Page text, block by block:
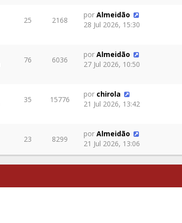
25 2168
por Almeidão
28 Jul 2026, 15:30
76 6036
por Almeidão
27 Jul 2026, 10:50
35 15776
por chirola
21 Jul 2026, 13:42
23 8299
por Almeidão
21 Jul 2026, 13:06